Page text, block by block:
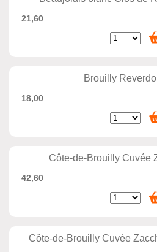
21,60
Brouilly
18,00
Côte-de-Brouilly Cuvée
42,60
Côte-de-Brouilly Cuvée